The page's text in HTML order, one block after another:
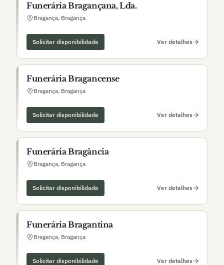
Funerária Bragançana, Lda.
Bragança, Bragança
Solicitar disponibilidade Ver detalhes
Funerária Bragancense
Bragança, Bragança
Solicitar disponibilidade Ver detalhes
Funerária Bragância
Bragança, Bragança
Solicitar disponibilidade Ver detalhes
Funerária Bragantina
Bragança, Bragança
Solicitar disponibilidade Ver detalhes